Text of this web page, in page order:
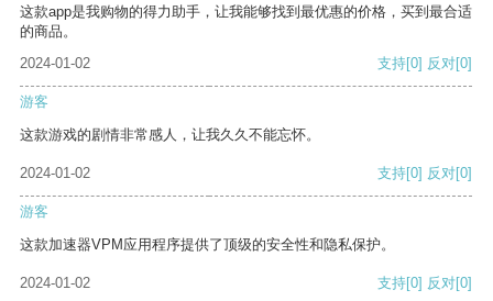
这款app是我购物的得力助手，让我能够找到最优惠的价格，买到最合适
的商品。
2024-01-02
支持[0] 反对[0]
游客
这款游戏的剧情非常感人，让我久久不能忘怀。
2024-01-02 支持[0] 反对[0]
游客
这款加速器VPM应用程序提供了顶级的安全性和隐私保护。
2024-01-02 支持[0] 反对[0]